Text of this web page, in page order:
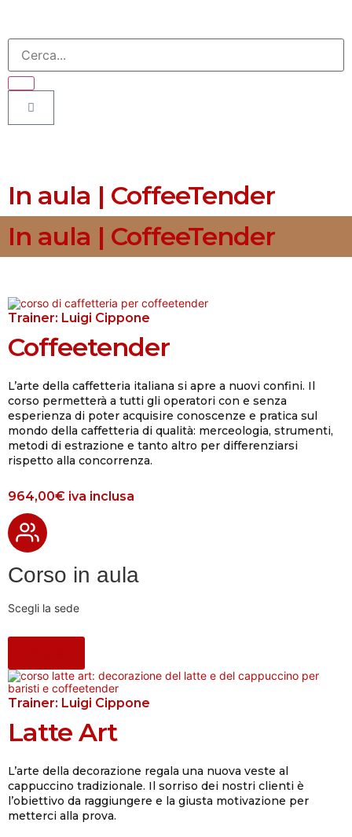
In aula | CoffeeTender
In aula | CoffeeTender
Trainer: Luigi Cippone
Coffeetender
L’arte della caffetteria italiana si apre a nuovi confini. Il
corso permetterà a tutti gli operatori con e senza
esperienza di poter acquisire conoscenze e pratica sul
mondo della caffetteria di qualità: merceologia, strumenti,
metodi di estrazione e tanto altro per differenziarsi
rispetto alla concorrenza.
964,00€ iva inclusa
Corso in aula
Scegli la sede
Trainer: Luigi Cippone
Latte Art
L’arte della decorazione regala una nuova veste al
cappuccino tradizionale. Il sorriso dei nostri clienti è
l’obiettivo da raggiungere e la giusta motivazione per
metterci alla prova.